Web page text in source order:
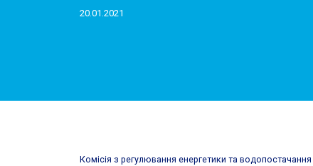
20.01.2021
Комісія з регулювання енергетики та